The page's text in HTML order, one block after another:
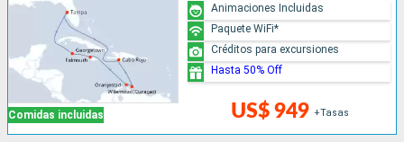
Comidas incluidas US$ 949 +Tasas
Animaciones Incluidas
Paquete WiFi*
Créditos para excursiones
Hasta 50% Off